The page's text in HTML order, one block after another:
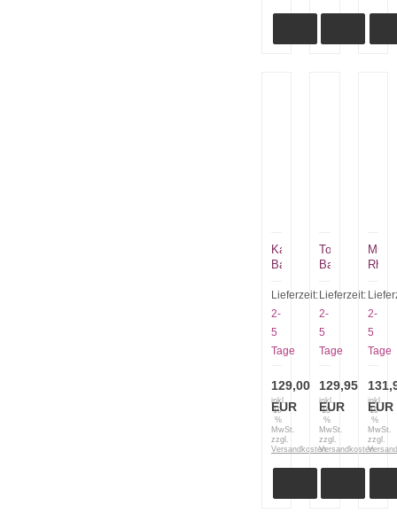
Ka
Bar
BK-
10
Piloten
Messer
Crewman
Lieferzeit:
2-
5
Tage
129,00
EUR
inkl.
19
%
MwSt.
zzgl.
Versandkosten
Tops
Baghdad
Cutter
M
092
Lieferzeit:
2-
5
Tage
129,95
EUR
inkl.
19
%
MwSt.
zzgl.
Versandkosten
Rhino
das
große
Rhino
mit
2-
5
Tage
EUR
inkl.
19
%
MwSt.
zzgl.